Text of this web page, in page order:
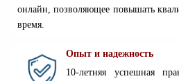
онлайн, позволяющее повышать
время.
Опыт и надежность
10-летняя успешная